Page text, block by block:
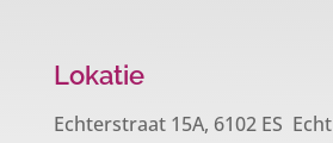
Lokatie
Echterstraat 15A, 6102 ES Echt